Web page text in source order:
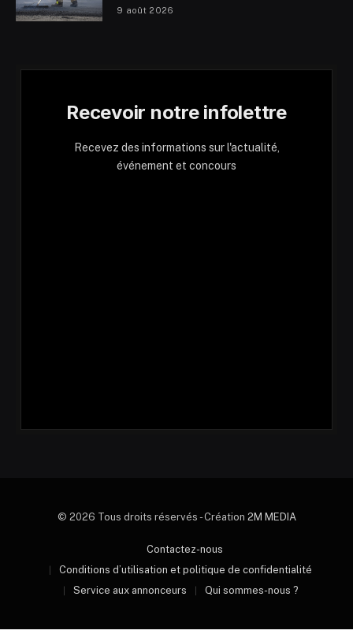
9 août 2026
Recevoir notre infolettre
Recevez des informations sur l'actualité,
événement et concours
© 2026 Tous droits réservés - Création 2M MEDIA
Contactez-nous
Conditions d’utilisation et politique de confidentialité
Service aux annonceurs
Qui sommes-nous ?